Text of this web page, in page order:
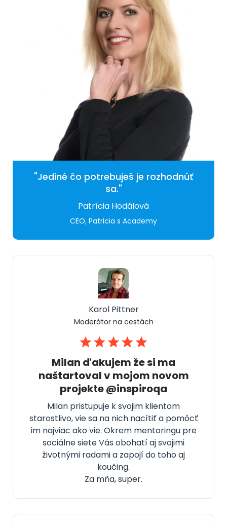
"Jediné čo potrebuješ je rozhodnúť
sa."
Patrícia Hodálová
CEO, Patricia s Academy
Karol Pittner
Moderátor na cestách
Milan ďakujem že si ma
naštartoval v mojom novom
projekte @inspiroqa
Milan pristupuje k svojim klientom
starostlivo, vie sa na nich nacítiť a pomôcť
im najviac ako vie. Okrem mentoringu pre
sociálne siete Vás obohatí aj svojimi
životnými radami a zapojí do toho aj
koučing.
Za mňa, super.